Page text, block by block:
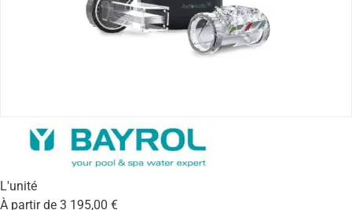
L'unité
À partir de 3 195,00 €